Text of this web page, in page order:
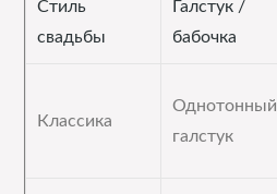
Стиль
свадьбы
Галстук /
бабочка
Классика
Однотонный
галстук